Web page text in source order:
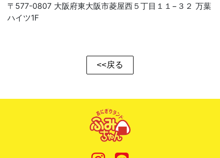
〒577-0807 大阪府東大阪市菱屋西５丁目１１−３２ 万葉
ハイツ1F
<<戻る